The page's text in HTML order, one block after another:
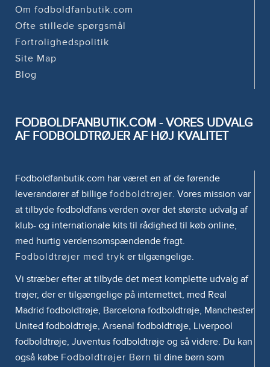
Om fodboldfanbutik.com
Ofte stillede spørgsmål
Fortrolighedspolitik
Site Map
Blog
FODBOLDFANBUTIK.COM - VORES UDVALG
AF FODBOLDTRØJER AF HØJ KVALITET
Fodboldfanbutik.com har været en af de førende
leverandører af billige fodboldtrøjer. Vores mission var
at tilbyde fodboldfans verden over det største udvalg af
klub- og internationale kits til rådighed til køb online,
med hurtig verdensomspændende fragt.
Fodboldtrøjer med tryk er tilgængelige.
Vi stræber efter at tilbyde det mest komplette udvalg af
trøjer, der er tilgængelige på internettet, med Real
Madrid fodboldtrøje, Barcelona fodboldtrøje, Manchester
United fodboldtrøje, Arsenal fodboldtrøje, Liverpool
fodboldtrøje, Juventus fodboldtrøje og så videre. Du kan
også købe Fodboldtrøjer Børn til dine børn som